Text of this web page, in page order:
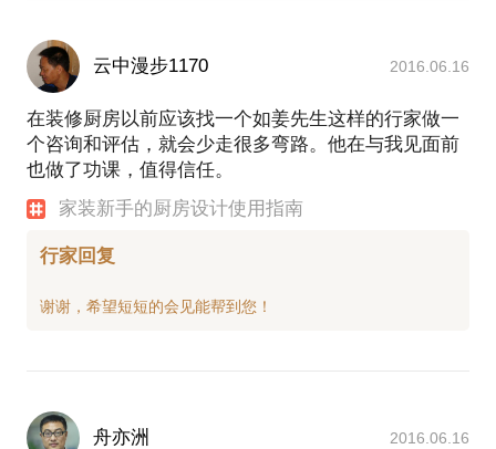
云中漫步1170 2016.06.16
在装修厨房以前应该找一个如姜先生这样的行家做一
个咨询和评估，就会少走很多弯路。他在与我见面前
也做了功课，值得信任。
家装新手的厨房设计使用指南
行家回复
舟亦洲 2016.06.16